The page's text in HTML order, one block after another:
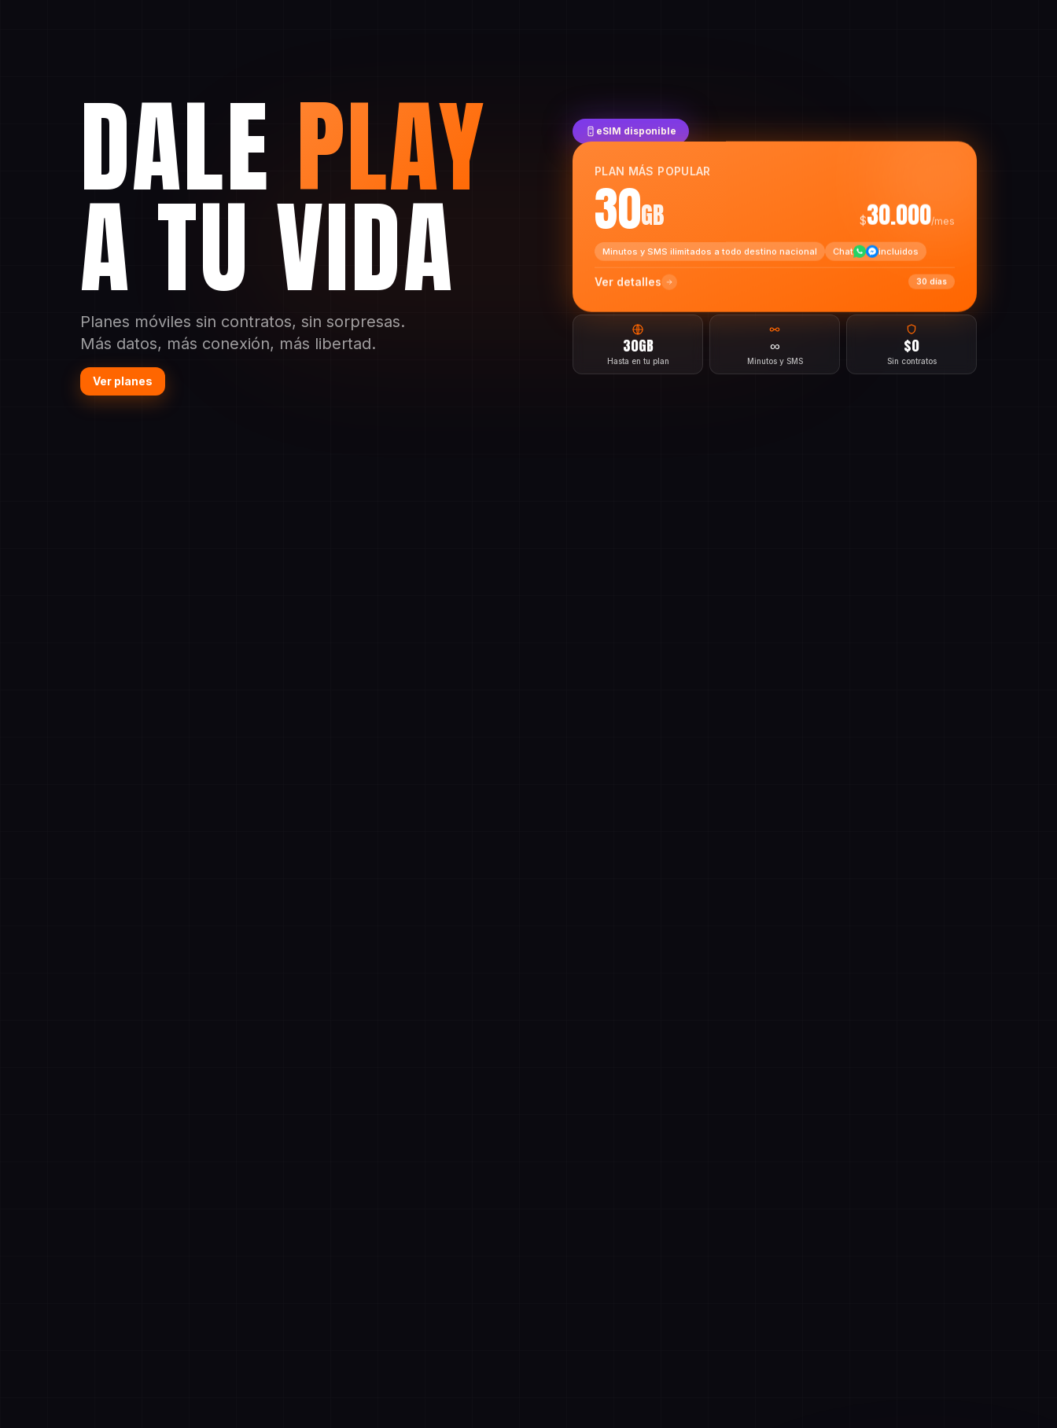
DALE PLAY
A TU VIDA
Planes móviles sin contratos, sin sorpresas.
Más datos, más conexión, más libertad.
Ver planes
eSIM disponible
PLAN MÁS POPULAR
30GB $30.000/mes
Minutos y SMS ilimitados a todo destino nacional Chat incluidos
Ver detalles 30 días
30GB
Hasta en tu plan
∞
Minutos y SMS
$0
Sin contratos